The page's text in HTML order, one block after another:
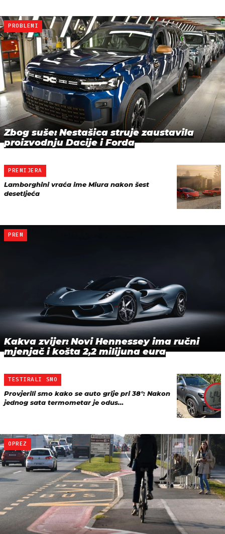
PROBLEMI
Zbog suše: Nestašica struje zaustavila
proizvodnju Dacije i Forda
PREMIJERA
Lamborghini vraća ime Miura nakon šest
desetljeća
PREM
Kakva zvijer: Novi Hennessey ima ručni
mjenjač i košta 2,2 milijuna eura
TESTIRALI SMO
Provjerili smo kako se auto grije pri 38°: Nakon
jednog sata termometar je odus…
OPREZ